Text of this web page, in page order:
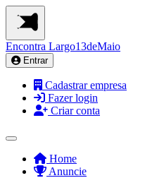
Encontra Largo13deMaio
Entrar
Cadastrar empresa
Fazer login
Criar conta
Home
Anuncie